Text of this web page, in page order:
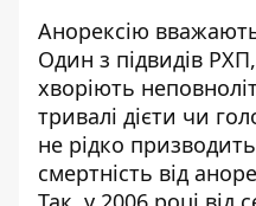
Анорексію
Один з підвидів
хворіють
тривалі дієти чи
не рідко
смертність від